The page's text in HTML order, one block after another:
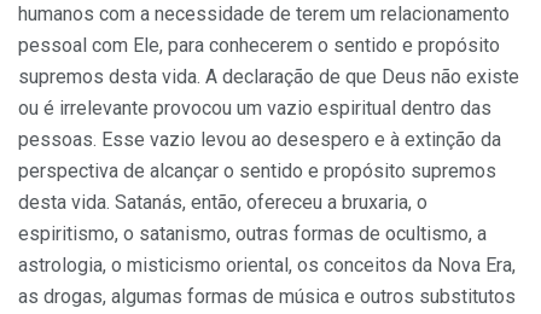
humanos com a necessidade de terem um relacionamento
pessoal com Ele, para conhecerem o sentido e propósito
supremos desta vida. A declaração de que Deus não existe
ou é irrelevante provocou um vazio espiritual dentro das
pessoas. Esse vazio levou ao desespero e à extinção da
perspectiva de alcançar o sentido e propósito supremos
desta vida. Satanás, então, ofereceu a bruxaria, o
espiritismo, o satanismo, outras formas de ocultismo, a
astrologia, o misticismo oriental, os conceitos da Nova Era,
as drogas, algumas formas de música e outros substitutos